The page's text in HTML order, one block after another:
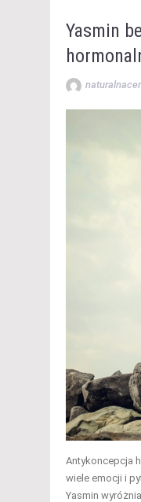
Yasmin
Antykoncepcja
wiele emocji i
Yasmin